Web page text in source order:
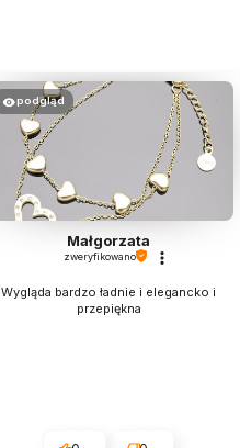
podgląd
Małgorzata
zweryfikowano
Wygląda bardzo ładnie i elegancko i
przepiękna